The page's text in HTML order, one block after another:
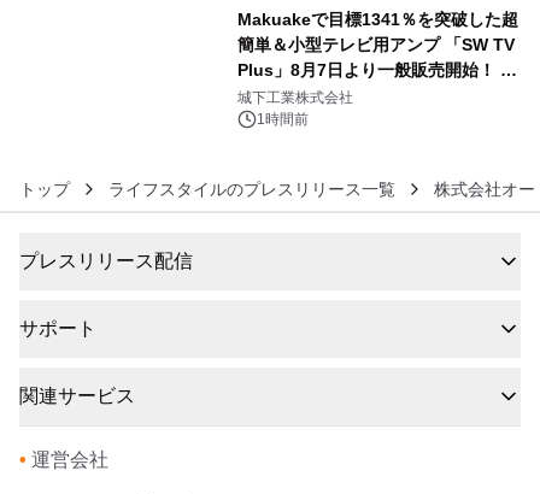
Makuakeで目標1341％を突破した超
簡単＆小型テレビ用アンプ 「SW TV
Plus」8月7日より一般販売開始！ ケ
ーブル1本つなぐだけ、テレビの音が
ぐっと豊かに
城下工業株式会社
1時間前
トップ ライフスタイルのプレスリリース一覧 株式会社オ
プレスリリース配信
サポート
関連サービス
• 運営会社